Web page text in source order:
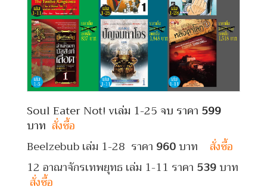
Soul Eater Not! vเล่ม 1-25 จบ ราคา 599
บาท สั่งซื้อ
Beelzebub เล่ม 1-28 ราคา 960บาท สั่งซื้อ
12 อาณาจักรเทพยุทธ เล่ม 1-11 ราคา 539บาท
สั่งซื้อ